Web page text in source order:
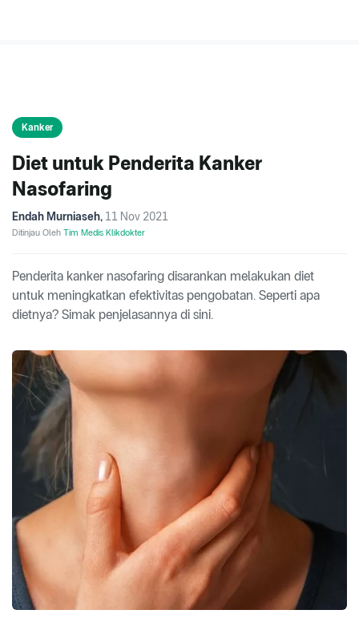
Kanker
Diet untuk Penderita Kanker
Nasofaring
Endah Murniaseh, 11 Nov 2021
Ditinjau Oleh Tim Medis Klikdokter
Penderita kanker nasofaring disarankan melakukan diet
untuk meningkatkan efektivitas pengobatan. Seperti apa
dietnya? Simak penjelasannya di sini.